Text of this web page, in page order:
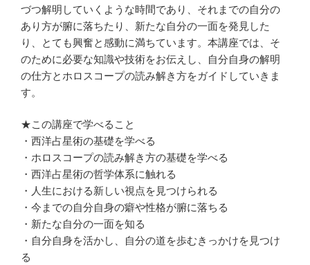
づつ解明していくような時間であり、それまでの自分の
あり方が腑に落ちたり、新たな自分の一面を発見した
り、とても興奮と感動に満ちています。本講座では、そ
のために必要な知識や技術をお伝えし、自分自身の解明
の仕方とホロスコープの読み解き方をガイドしていきま
す。
★この講座で学べること
・西洋占星術の基礎を学べる
・ホロスコープの読み解き方の基礎を学べる
・西洋占星術の哲学体系に触れる
・人生における新しい視点を見つけられる
・今までの自分自身の癖や性格が腑に落ちる
・新たな自分の一面を知る
・自分自身を活かし、自分の道を歩むきっかけを見つけ
る